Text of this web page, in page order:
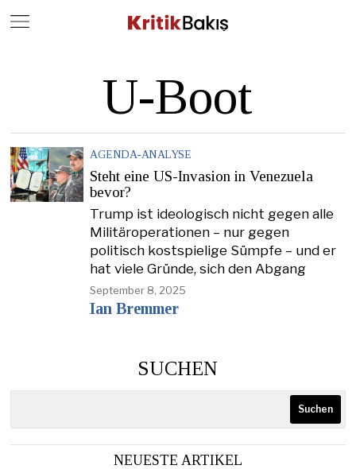
U-Boot
AGENDA-ANALYSE
Steht eine US-Invasion in Venezuela
bevor?
Trump ist ideologisch nicht gegen alle
Militäroperationen – nur gegen
politisch kostspielige Sümpfe – und er
hat viele Gründe, sich den Abgang
September 8, 2025
Ian Bremmer
SUCHEN
Suchen
NEUESTE ARTIKEL